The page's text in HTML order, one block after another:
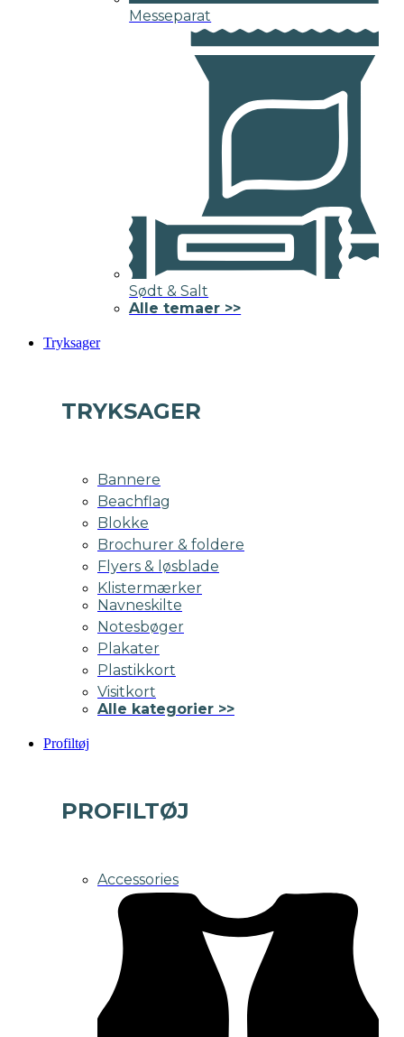
Messeparat
Sødt & Salt
Alle temaer >>
Tryksager
TRYKSAGER
Bannere
Beachflag
Blokke
Brochurer & foldere
Flyers & løsblade
Klistermærker
Navneskilte
Notesbøger
Plakater
Plastikkort
Visitkort
Alle kategorier >>
Profiltøj
PROFILTØJ
Accessories